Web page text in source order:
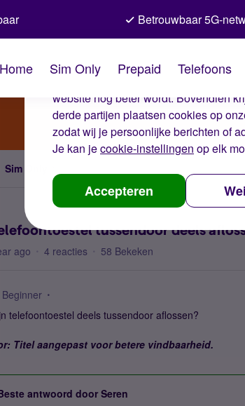
De cookies van
Wij gebruiken cookies op onze
website nog beter wordt. Bovendien
derde partijen plaatsen cookies op
zodat wij je persoonlijke berichten of
Je kan jecookie-instellingen op elk
Accepteren
Betrouwbaar 5G-
Home Sim Only Prepaid Telefoons
Sim Only
tussendoor deels
ago 4 reacties 58 Bekeken
Beginner
telefoontoestel deels tussendoor aflossen?
Titel aangepast voor betere vindbaarheid.
antwoord door Seren